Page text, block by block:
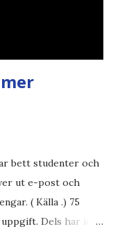
bett studenter och
ut e-post och
( Källa .) 75
Dels har iofs